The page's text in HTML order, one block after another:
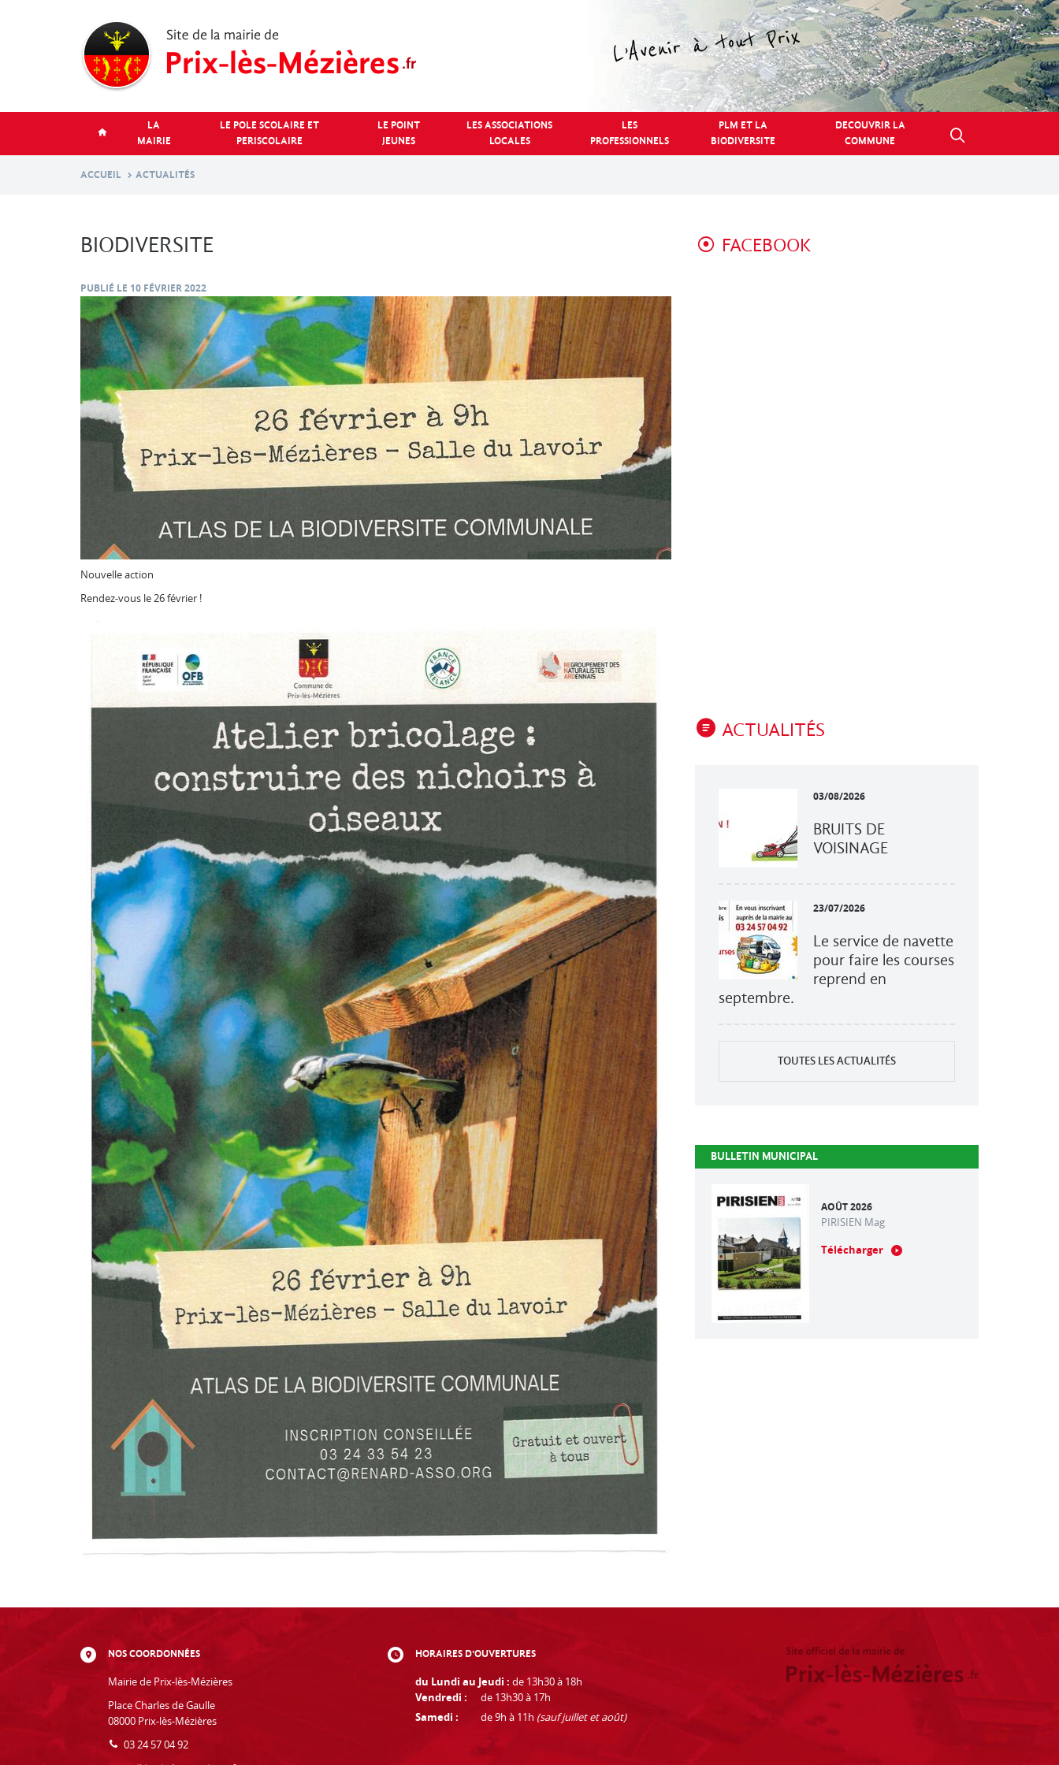
LA
MAIRIE
LE POLE SCOLAIRE ET
PERISCOLAIRE
LE POINT
JEUNES
LES ASSOCIATIONS
LOCALES
LES
PROFESSIONNELS
PLM ET LA
BIODIVERSITE
DECOUVRIR LA
COMMUNE
ACCUEIL ACTUALITÉS
BIODIVERSITE
PUBLIÉ LE 10 FÉVRIER 2022
Nouvelle action
Rendez-vous le 26 février !
FACEBOOK
ACTUALITÉS
03/08/2026
BRUITS DE
VOISINAGE
23/07/2026
Le service de navette
pour faire les courses
reprend en
septembre.
TOUTES LES ACTUALITÉS
BULLETIN MUNICIPAL
AOÛT 2026
PIRISIEN Mag
Télécharger
NOS COORDONNÉES
Mairie de Prix-lès-Mézières
Place Charles de Gaulle
08000 Prix-lès-Mézières
03 24 57 04 92
HORAIRES D'OUVERTURES
du Lundi au Jeudi : de 13h30 à 18h
Vendredi :
de 13h30 à 17h
Samedi :
de 9h à 11h (sauf juillet et août)